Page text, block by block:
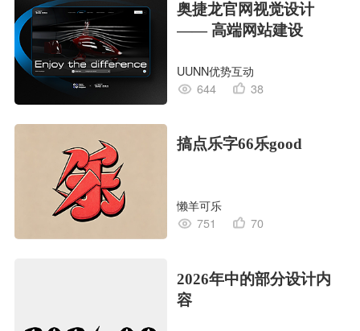
奥捷龙官网视觉设计
—— 高端网站建设
UUNN优势互动
644
38
搞点乐字66乐good
懒羊可乐
751
70
2026年中的部分设计内
容